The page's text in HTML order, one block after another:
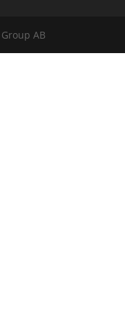
AB